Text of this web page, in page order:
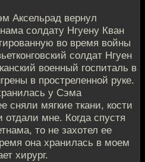
Аксельрад вернул
солдату Нгуену Кван
во время войны
солдат Нгуен
военный госпиталь в
в простреленной руке.
у Сэма
сняли мягкие ткани, кости
мне. Когда спустя
то не захотел ее
она хранилась в моем
хирург.